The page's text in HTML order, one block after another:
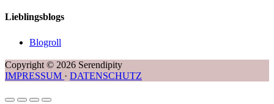
Lieblingsblogs
Blogroll
Copyright © 2026 Serendipity
IMPRESSUM · DATENSCHUTZ